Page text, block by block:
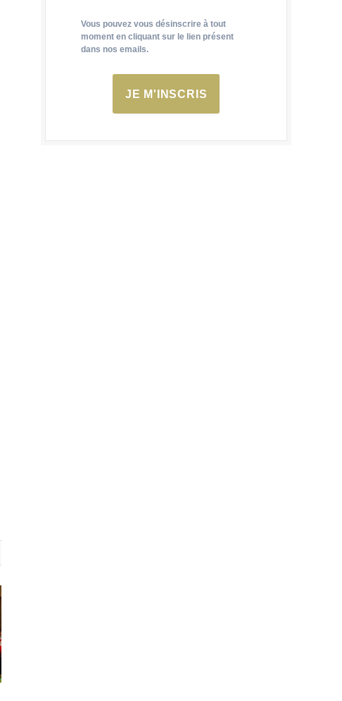
Vous pouvez vous désinscrire à tout
moment en cliquant sur le lien présent
dans nos emails.
JE M'INSCRIS